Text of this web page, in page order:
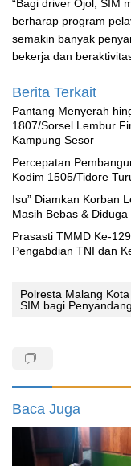
“Bagi driver Ojol, SIM
berharap program
semakin banyak
bekerja dan
Berita Terkait
Pantang Menyerah
1807/Sorsel Lembur
Kampung Sesor
Percepatan
Kodim 1505/Tidore
‎Isu” Diamkan Korban
Masih Bebas &
Prasasti TMMD Ke-
Pengabdian TNI dan
Polresta Malang
SIM bagi
Baca Juga